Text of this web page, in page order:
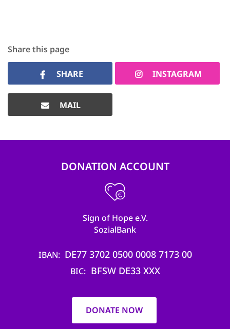
Share this page
SHARE INSTAGRAM
MAIL
DONATION ACCOUNT
Sign of Hope e.V.
SozialBank
IBAN DE77 3702 0500 0008 7173 00
BIC BFSW DE33 XXX
DONATE NOW